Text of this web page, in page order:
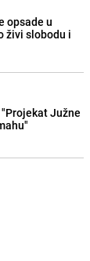
opsade u
živi slobodu i
Južne